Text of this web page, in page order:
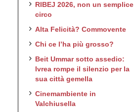
RIBEJ 2026, non un semplice
circo
Alta Felicità? Commovente
Chi ce l’ha più grosso?
Beit Ummar sotto assedio:
Ivrea rompe il silenzio per la
sua città gemella
Cinemambiente in
Valchiusella